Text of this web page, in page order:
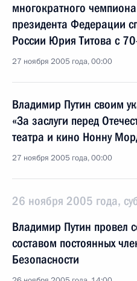
многократного
президента Федерации
России Юрия Титова с
27 ноября 2005 года, 00:00
Владимир Путин своим
«За заслуги перед
театра и кино Нонну
27 ноября 2005 года, 00:00
26 ноября 2005 года,
Владимир Путин провел
составом постоянных
Безопасности